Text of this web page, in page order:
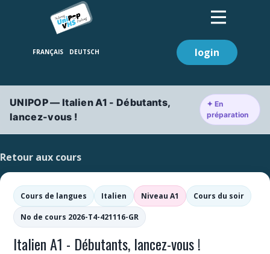
login
UNIPOP — Italien A1 - Débutants,
lancez-vous !
✦ En
préparation
Retour aux cours
Cours de langues Italien Niveau A1 Cours du soir
No de cours 2026-T4-421116-GR
Italien A1 - Débutants, lancez-vous !